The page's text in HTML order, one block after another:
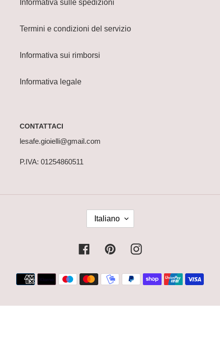
Informativa sulle spedizioni
Termini e condizioni del servizio
Informativa sui rimborsi
Informativa legale
CONTATTACI
lesafe.gioielli@gmail.com
P.IVA: 01254860511
U
Italiano
FacebookPinterestInstagram
Metodi
di